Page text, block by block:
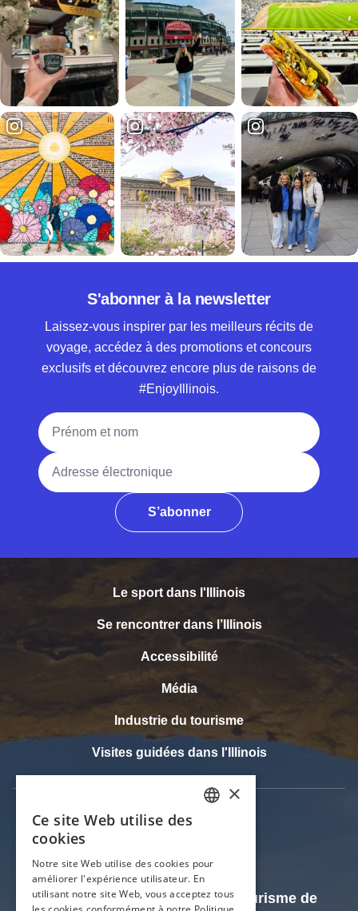
S'abonner à la newsletter
Laissez-vous inspirer par les meilleurs récits de
voyage, accédez à des promotions et concours
exclusifs et découvrez encore plus de raisons de
#EnjoyIllinois.
Nom complet
Adresse électronique
S’abonner
Le sport dans l'Illinois
Se rencontrer dans l’Illinois
Accessibilité
Média
Industrie du tourisme
Visites guidées dans l'Illinois
Le site officiel de l'Office du tourisme de